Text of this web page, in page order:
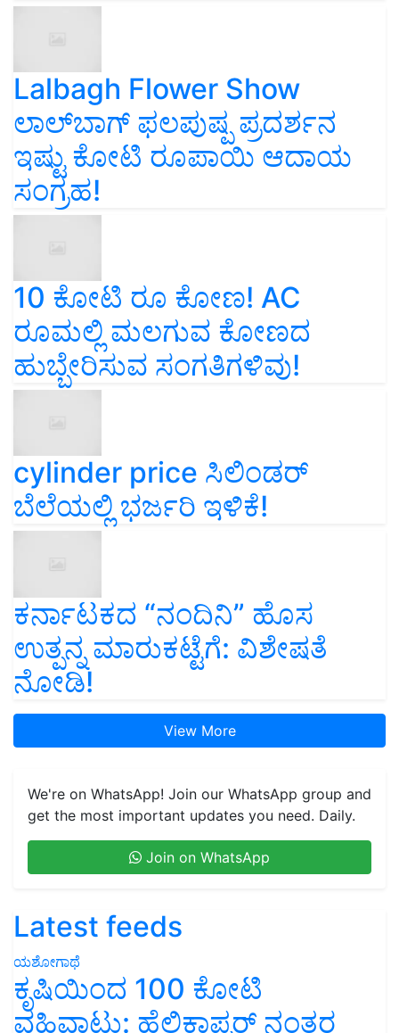
Lalbagh Flower Show
ಲಾಲ್‌ಬಾಗ್ ಫಲಪುಷ್ಪ ಪ್ರದರ್ಶನ
ಇಷ್ಟು ಕೋಟಿ ರೂಪಾಯಿ ಆದಾಯ
ಸಂಗ್ರಹ!
10 ಕೋಟಿ ರೂ ಕೋಣ! AC
ರೂಮಲ್ಲಿ ಮಲಗುವ ಕೋಣದ
ಹುಬ್ಬೇರಿಸುವ ಸಂಗತಿಗಳಿವು!
cylinder price ಸಿಲಿಂಡರ್‌
ಬೆಲೆಯಲ್ಲಿ ಭರ್ಜರಿ ಇಳಿಕೆ!
ಕರ್ನಾಟಕದ “ನಂದಿನಿ” ಹೊಸ
ಉತ್ಪನ್ನ ಮಾರುಕಟ್ಟೆಗೆ: ವಿಶೇಷತೆ
ನೋಡಿ!
View More
We're on WhatsApp! Join our WhatsApp group and
get the most important updates you need. Daily.
Join on WhatsApp
Latest feeds
ಯಶೋಗಾಥೆ
ಕೃಷಿಯಿಂದ 100 ಕೋಟಿ
ವಹಿವಾಟು: ಹೆಲಿಕಾಪ್ಟರ್ ನಂತರ